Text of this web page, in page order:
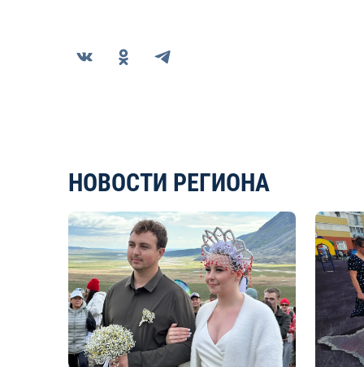
НОВОСТИ РЕГИОНА